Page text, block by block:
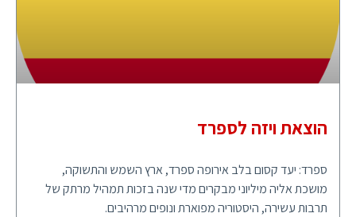
הוצאת ויזה לספרד
ספרד: יעד קסום בלב אירופה ספרד, ארץ השמש והתשוקה,
מושכת אליה מיליוני מבקרים מדי שנה בזכות תמהיל מרתק של
תרבות עשירה, היסטוריה מפוארת ונופים מרהיבים.